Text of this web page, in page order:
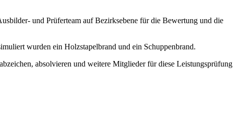
und Prüferteam auf Bezirksebene für die Bewertung und die
wurden ein Holzstapelbrand und ein Schuppenbrand.
absolvieren und weitere Mitglieder für diese Leistungsprüfung